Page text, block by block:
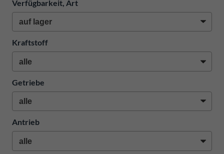
Verfügbarkeit, Art
Kraftstoff
Getriebe
Antrieb